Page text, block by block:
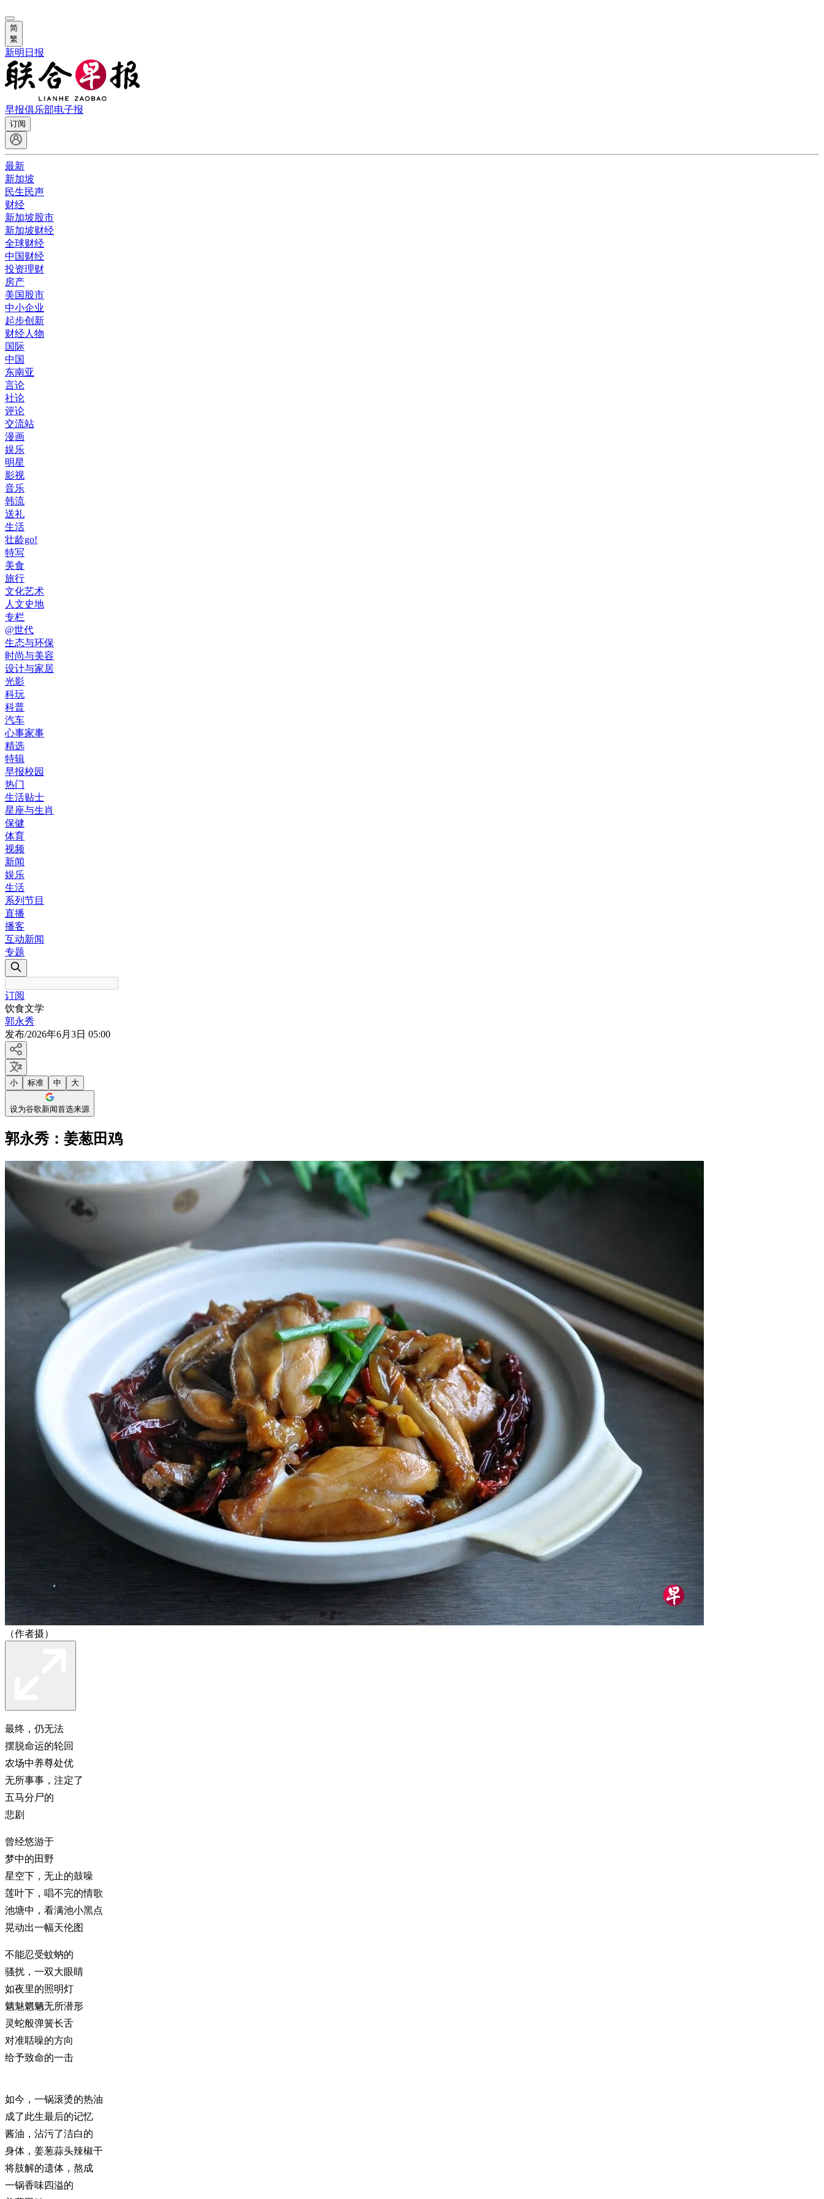
简
繁
新明日报
早报俱乐部电子报
订阅
最新
新加坡
民生民声
财经
新加坡股市
新加坡财经
全球财经
中国财经
投资理财
房产
美国股市
中小企业
起步创新
财经人物
国际
中国
东南亚
言论
社论
评论
交流站
漫画
娱乐
明星
影视
音乐
韩流
送礼
生活
壮龄go!
特写
美食
旅行
文化艺术
人文史地
专栏
@世代
生态与环保
时尚与美容
设计与家居
光影
科玩
科普
汽车
心事家事
精选
特辑
早报校园
热门
生活贴士
星座与生肖
保健
体育
视频
新闻
娱乐
生活
系列节目
直播
播客
互动新闻
专题
订阅
饮食文学
郭永秀
发布/2026年6月3日 05:00
小 标准 中 大
设为谷歌新闻首选来源
郭永秀：姜葱田鸡
（作者摄）
最终，仍无法
摆脱命运的轮回
农场中养尊处优
无所事事，注定了
五马分尸的
悲剧
曾经悠游于
梦中的田野
星空下，无止的鼓噪
莲叶下，唱不完的情歌
池塘中，看满池小黑点
晃动出一幅天伦图
不能忍受蚊蚋的
骚扰，一双大眼睛
如夜里的照明灯
魑魅魍魉无所潜形
灵蛇般弹簧长舌
对准聒噪的方向
给予致命的一击
如今，一锅滚烫的热油
成了此生最后的记忆
酱油，沾污了洁白的
身体，姜葱蒜头辣椒干
将肢解的遗体，熬成
一锅香味四溢的